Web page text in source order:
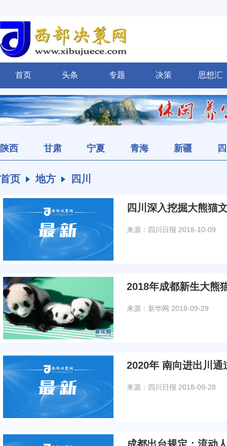
首页 头条 专题 决策 思想汇
陕西 甘肃 宁夏 青海 新疆
首页 地方 四川
四川深入挖掘大熊猫
来源：四川日报 2018-10-09
2018年成都新生大熊
来源：新华网 2018-09-29
2020年 南向进出川通
来源：四川日报 2018-09-28
成都出台规定：流动